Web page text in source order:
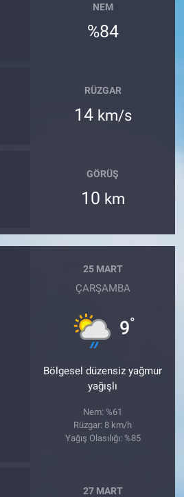
NEM
%84
RÜZGAR
14 km/s
GÖRÜŞ
10 km
25 MART
ÇARŞAMBA
9°
Bölgesel düzensiz yağmur
yağışlı
Nem: %61
Rüzgar: 8 km/h
Yağış Olasılığı: %85
27 MART